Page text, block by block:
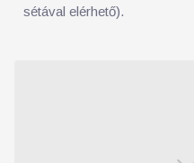
sétával elérhető).